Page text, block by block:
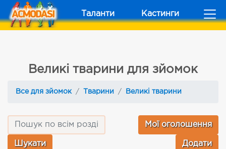
Таланти Кастинги
Великі тварини для зйомок
Все для зйомок Тварини Великі тварини
Мої оголошення
Додати